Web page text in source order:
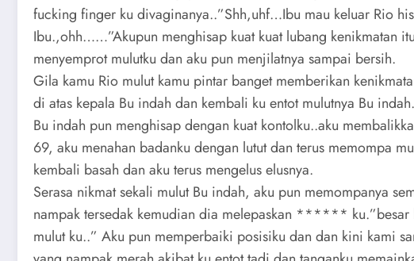
fucking finger ku divaginanya..”Shh,uhf…Ibu mau keluar Rio
Ibu.,ohh……”Akupun menghisap kuat kuat lubang kenikmatan
menyemprot mulutku dan aku pun menjilatnya sampai bersih.
Gila kamu Rio mulut kamu pintar banget memberikan
di atas kepala Bu indah dan kembali ku entot mulutnya Bu
Bu indah pun menghisap dengan kuat kontolku..aku
69, aku menahan badanku dengan lutut dan terus memompa
kembali basah dan aku terus mengelus elusnya.
Serasa nikmat sekali mulut Bu indah, aku pun memompanya
nampak tersedak kemudian dia melepaskan ******
mulut ku..” Aku pun memperbaiki posisiku dan dan kini kami